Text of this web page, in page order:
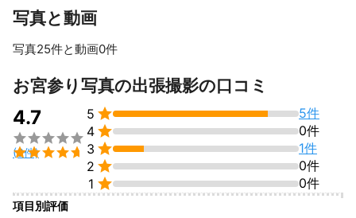
▼これまでの撮影案件（一例）
●プロフィール写真
・SNS向け、婚活・マッチングアプリ、ビジネス、宣材・オーデ
ィションなど
●家族写真
・誕生日、お宮参り、七五三、ニューボーン、マタニティ、成人
式、入学卒業、ペット、お食い初めなど
●スクールフォト（幼稚園・保育園、小学校、中学校、高校、大
学）
写真と動画
写真25件と動画0件
すべて見る
お宮参り写真の出張撮影の口コミ
4.7


(6件)
5 
5件
4 
0件
3 
1件
2 
0件
1  0件
項目別評価